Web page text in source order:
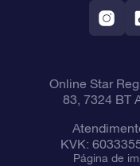
Online Star
83, 7324 BT
KVK:
Página de